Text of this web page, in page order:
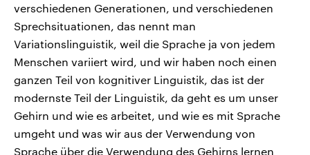
verschiedenen Generationen, und verschiedenen
Sprechsituationen, das nennt man
Variationslinguistik, weil die Sprache ja von jedem
Menschen variiert wird, und wir haben noch einen
ganzen Teil von kognitiver Linguistik, das ist der
modernste Teil der Linguistik, da geht es um unser
Gehirn und wie es arbeitet, und wie es mit Sprache
umgeht und was wir aus der Verwendung von
Sprache über die Verwendung des Gehirns lernen